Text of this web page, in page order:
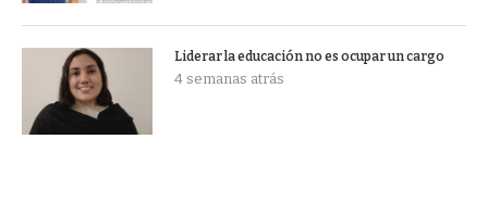
Liderar la educación no es ocupar un cargo
4 semanas atrás